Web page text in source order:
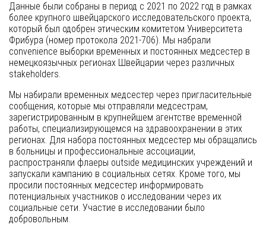
Данные были собраны в период с 2021 по 2022 год в рамках
более крупного швейцарского исследовательского проекта,
который был одобрен этическим комитетом Университета
Фрибура (номер протокола 2021-706). Мы набрали
convenience выборки временных и постоянных медсестер в
немецкоязычных регионах Швейцарии через различных
stakeholders.
Мы набирали временных медсестер через пригласительные
сообщения, которые мы отправляли медсестрам,
зарегистрированным в крупнейшем агентстве временной
работы, специализирующемся на здравоохранении в этих
регионах. Для набора постоянных медсестер мы обращались
в больницы и профессиональные ассоциации,
распространяли флаеры outside медицинских учреждений и
запускали кампанию в социальных сетях. Кроме того, мы
просили постоянных медсестер информировать
потенциальных участников о исследовании через их
социальные сети. Участие в исследовании было
добровольным.